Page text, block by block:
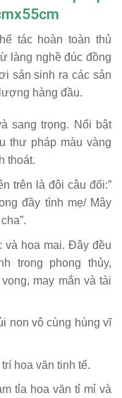
tác hoàn toàn thủ
làng nghề đúc đồng
sản sinh ra các sản
hàng đầu.
sang trọng. Nổi bật
thư pháp màu vàng
thoát.
trên là đôi câu đối:”
đầy tình mẹ/ Mây
và hoa mai. Đây đều
trong phong thủy,
may mắn và tài
non vô cùng hùng vĩ
hoa văn tinh tế.
tỉa hoa văn tỉ mỉ và